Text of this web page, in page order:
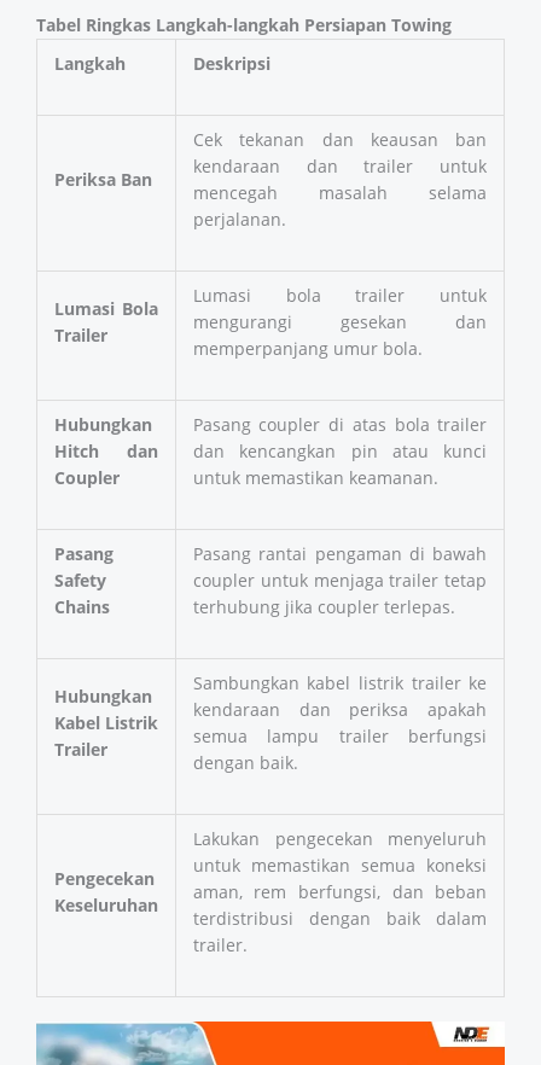
Tabel Ringkas Langkah-langkah Persiapan Towing
Langkah
Deskripsi
Periksa Ban
Cek tekanan dan keausan ban
kendaraan dan trailer untuk
mencegah masalah selama
perjalanan.
Lumasi Bola
Trailer
Lumasi bola trailer untuk
mengurangi gesekan dan
memperpanjang umur bola.
Hubungkan
Hitch dan
Coupler
Pasang coupler di atas bola trailer
dan kencangkan pin atau kunci
untuk memastikan keamanan.
Pasang
Safety
Chains
Pasang rantai pengaman di bawah
coupler untuk menjaga trailer tetap
terhubung jika coupler terlepas.
Hubungkan
Kabel Listrik
Trailer
Sambungkan kabel listrik trailer ke
kendaraan dan periksa apakah
semua lampu trailer berfungsi
dengan baik.
Pengecekan
Keseluruhan
Lakukan pengecekan menyeluruh
untuk memastikan semua koneksi
aman, rem berfungsi, dan beban
terdistribusi dengan baik dalam
trailer.